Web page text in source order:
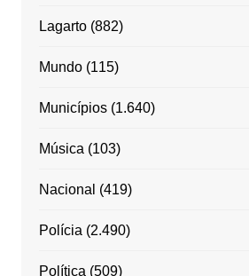
Lagarto(882)
Mundo(115)
Municípios(1.640)
Música (103)
Nacional (419)
Polícia (2.490)
Política (509)